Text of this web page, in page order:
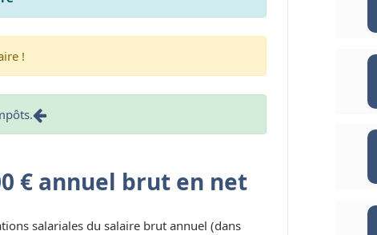
!
€ annuel brut en net
salariales du salaire brut annuel (dans